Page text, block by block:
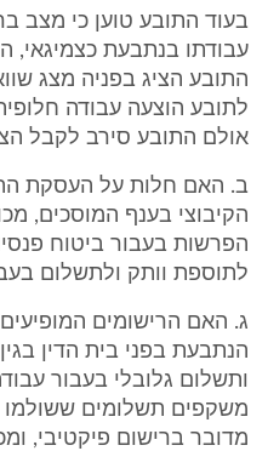
בעוד התובע טוען כי מצב
עבודתו בנתבעת כצמיגאי,
התובע הציג בפניה מצג
לתובע הוצעה עבודה
אולם התובע סירב לקבל
ב. האם חלות על העסקת
הקיבוצי בענף המוסכים,
הפרשות בעבור ביטוח
לתוספת וותק ולתשלום
ג. האם הרישומים
הנתבעת בפני בית הדין
ותשלום גלובלי בעבור
משקפים תשלומים
מדובר ברישום פיקטיבי,